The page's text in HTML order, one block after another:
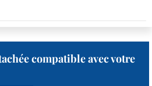
compatible avec votre